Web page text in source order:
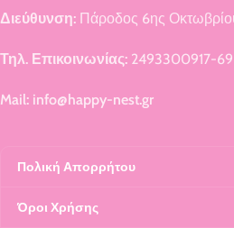
Διεύθυνση: Πάροδος 6ης
Τηλ. Επικοινωνίας: 2493300917-
Mail: info@happy-nest.gr
Πολική Απορρήτου
Όροι Χρήσης